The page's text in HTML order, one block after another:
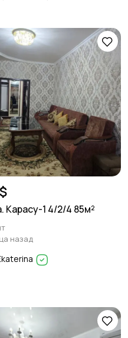
Карасу-1 4/2/4 85м²
назад